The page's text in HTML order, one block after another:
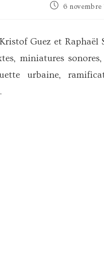
Publication
6 novembre
Guez et Raphaël
miniatures
urbaine,